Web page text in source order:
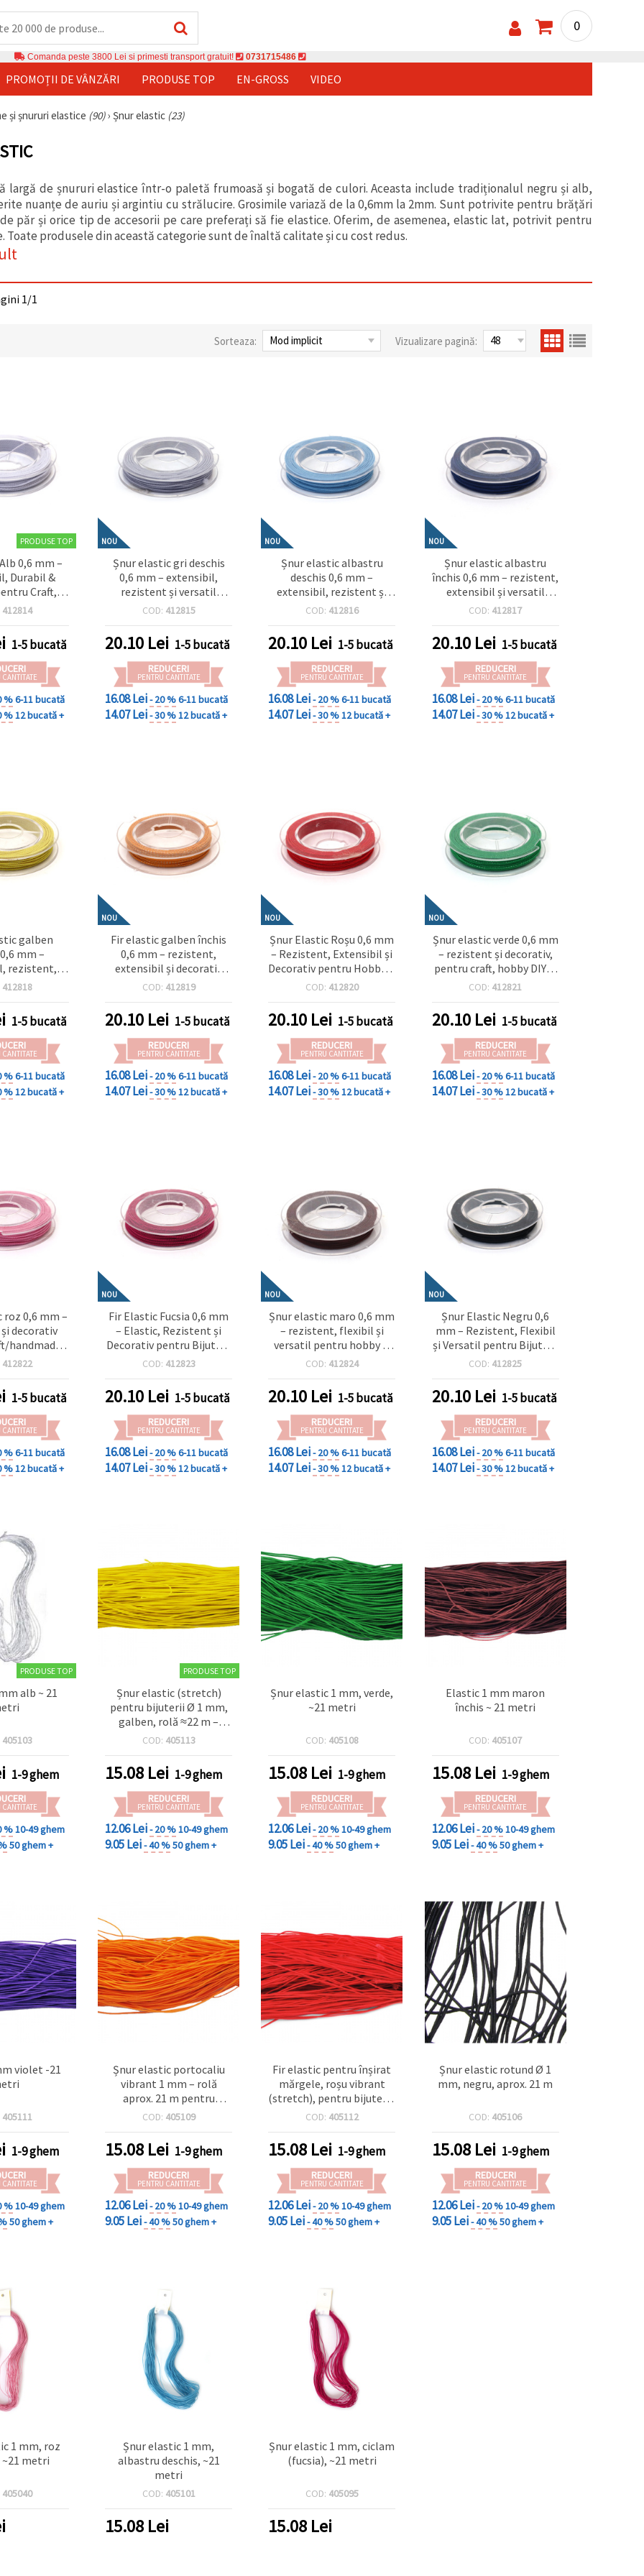
0
Comanda peste 3800 Lei si primesti transport gratuit! 0731715486
PROMOȚII DE VÂNZĂRI PRODUSE TOP EN-GROSS VIDEO
și șnururi elastice (90)› Șnur elastic (23)
largă de șnururi elastice într-o paletă frumoasă și bogată de culori. Aceasta include tradiționalul negru și alb,
nuanțe de auriu și argintiu cu strălucire. Grosimile variază de la 0,6mm la 2mm. Sunt potrivite pentru brățări
de păr și orice tip de accesorii pe care preferați să fie elastice. Oferim, de asemenea, elastic lat, potrivit pentru
Toate produsele din această categorie sunt de înaltă calitate și cu cost redus.
1/1
Sorteaza: Vizualizare pagină:
PRODUSE TOP
0,6 mm –
Durabil &
Craft,
Rolă
412814
1-5 bucată
CANTITATE
%6-11 bucată
%12 bucată +
NOU
Șnur elastic gri deschis
0,6 mm – extensibil,
rezistent și versatil
pentru bijuterii, craft și
COD: 412815
20.10 Lei 1-5 bucată
REDUCERI
PENTRU CANTITATE
16.08 Lei- 20 %6-11 bucată
14.07 Lei- 30 %12 bucată +
NOU
Șnur elastic albastru
deschis 0,6 mm –
extensibil, rezistent și
decorativ pentru bijuterii
10 m
COD: 412816
20.10 Lei 1-5 bucată
REDUCERI
PENTRU CANTITATE
16.08 Lei- 20 %6-11 bucată
14.07 Lei- 30 %12 bucată +
NOU
Șnur elastic albastru
închis 0,6 mm – rezistent,
extensibil și versatil
pentru craft & bijuterii,
COD: 412817
20.10Lei 1-5 bucată
REDUCERI
PENTRU CANTITATE
16.08 Lei- 20 %6-11 bucată
14.07 Lei- 30 %12 bucată +
galben
mm –
rezistent,
hobby și
412818
1-5 bucată
CANTITATE
%6-11 bucată
%12 bucată +
NOU
Fir elastic galben închis
0,6 mm – rezistent,
extensibil și decorativ
pentru hobby, craft și
~10 m
COD: 412819
20.10 Lei 1-5 bucată
REDUCERI
PENTRU CANTITATE
16.08 Lei- 20 %6-11 bucată
14.07 Lei- 30 %12 bucată +
NOU
Șnur Elastic Roșu 0,6 mm
– Rezistent, Extensibil și
Decorativ pentru Hobby &
Craft, Rolă aprox. 10 m
COD: 412820
20.10 Lei 1-5 bucată
REDUCERI
PENTRU CANTITATE
16.08 Lei- 20 %6-11 bucată
14.07 Lei- 30 %12 bucată +
NOU
Șnur elastic verde 0,6 mm
– rezistent și decorativ,
pentru craft, hobby DIY și
bijuterii handmade, rolă
COD: 412821
20.10Lei 1-5 bucată
REDUCERI
PENTRU CANTITATE
16.08 Lei- 20 %6-11 bucată
14.07 Lei- 30 %12 bucată +
roz 0,6 mm –
decorativ
handmade,
10 m
412822
1-5 bucată
CANTITATE
%6-11 bucată
%12 bucată +
NOU
Fir Elastic Fucsia 0,6 mm
– Elastic, Rezistent și
Decorativ pentru Bijuterii
și Craft DIY, Rolă ~10 m
COD: 412823
20.10 Lei 1-5 bucată
REDUCERI
PENTRU CANTITATE
16.08 Lei- 20 %6-11 bucată
14.07 Lei- 30 %12 bucată +
NOU
Șnur elastic maro 0,6 mm
– rezistent, flexibil și
versatil pentru hobby &
craft, rolă aprox. 10 m
COD: 412824
20.10 Lei 1-5 bucată
REDUCERI
PENTRU CANTITATE
16.08 Lei- 20 %6-11 bucată
14.07 Lei- 30 %12 bucată +
NOU
Șnur Elastic Negru 0,6
mm – Rezistent, Flexibil
și Versatil pentru Bijuterii
& Handmade, Rolă ~10 m
COD: 412825
20.10Lei 1-5 bucată
REDUCERI
PENTRU CANTITATE
16.08 Lei- 20 %6-11 bucată
14.07 Lei- 30 %12 bucată +
PRODUSE TOP
alb ~ 21
405103
1-9 ghem
CANTITATE
%10-49 ghem
50 ghem +
PRODUSE TOP
Șnur elastic (stretch)
pentru bijuterii Ø 1 mm,
galben, rolă ≈22 m –
pentru brățări, coliere,
proiecte handmade/DIY
COD: 405113
15.08 Lei 1-9 ghem
REDUCERI
PENTRU CANTITATE
12.06 Lei- 20 %10-49 ghem
9.05 Lei- 40 %50 ghem +
Șnur elastic 1 mm, verde,
~21 metri
COD: 405108
15.08 Lei 1-9 ghem
REDUCERI
PENTRU CANTITATE
12.06 Lei- 20 %10-49 ghem
9.05 Lei- 40 %50 ghem +
Elastic 1 mm maron
închis ~ 21 metri
COD: 405107
15.08Lei 1-9 ghem
REDUCERI
PENTRU CANTITATE
12.06 Lei- 20 %10-49 ghem
9.05 Lei- 40 %50 ghem +
violet -21
405111
1-9 ghem
CANTITATE
%10-49 ghem
50 ghem +
Șnur elastic portocaliu
vibrant 1 mm – rolă
aprox. 21 m pentru
bijuterii creative, înșirat
& handmade
COD: 405109
15.08 Lei 1-9 ghem
REDUCERI
PENTRU CANTITATE
12.06 Lei- 20 %10-49 ghem
9.05 Lei- 40 %50 ghem +
Fir elastic pentru înșirat
mărgele, roșu vibrant
(stretch), pentru bijuterii,
brățări și proiecte DIY &
aprox. 21 m
COD: 405112
15.08 Lei 1-9 ghem
REDUCERI
PENTRU CANTITATE
12.06 Lei- 20 %10-49 ghem
9.05 Lei- 40 %50 ghem +
Șnur elastic rotund Ø 1
mm, negru, aprox. 21 m
COD: 405106
15.08Lei 1-9 ghem
REDUCERI
PENTRU CANTITATE
12.06 Lei- 20 %10-49 ghem
9.05 Lei- 40 %50 ghem +
1 mm, roz
~21 metri
405040
Șnur elastic 1 mm,
albastru deschis, ~21
metri
COD: 405101
15.08 Lei
Șnur elastic 1 mm, ciclam
(fucsia), ~21 metri
COD: 405095
15.08 Lei